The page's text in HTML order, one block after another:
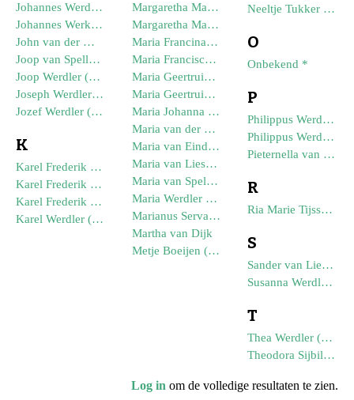
Johannes Werdler (28-11-1864)
Johannes Werkhoven
John van der Woude (13-04-1949)
Joop van Spellen (20-08-1909)
Joop Werdler (19-09-1929)
Joseph Werdler (14-04-1895)
Jozef Werdler (28-03-1877)
K
Karel Frederik Werdler (11-12-1920)
Karel Frederik Werdler (23-05-1903)
Karel Frederik Werdler (26-04-1886)
Karel Werdler (17-11-1934)
Margaretha Maria Kruijssen (11-05-1887)
Margaretha Maria Werdler (02-01-1930)
Maria Francina Proost (--1929)
Maria Francisca Proost
Maria Geertruida Werdler (02-05-1922)
Maria Geertruida Werdler (27-06-1896)
Maria Johanna Werdler (09-01-1916)
Maria van der Velden
Maria van Eindhoven (20-03-1865)
Maria van Lieshout (--1772)
Maria van Spellen (01-05-1894)
Maria Werdler (11-11-1897)
Marianus Servatius van de Camp
Martha van Dijk
Metje Boeijen (26-09-1767)
Neeltje Tukker (--1730)
O
Onbekend *
P
Philippus Werdler (26-02-1893)
Philippus Werdler (31-10-1891)
Pieternella van der Velden (--1774)
R
Ria Marie Tijssen (24-12-1891)
S
Sander van Lieshout
Susanna Werdler (31-08-1869)
T
Thea Werdler (25-09-1925)
Theodora Sijbilla Werdler (20-03-1888)
Log in om de volledige resultaten te zien.